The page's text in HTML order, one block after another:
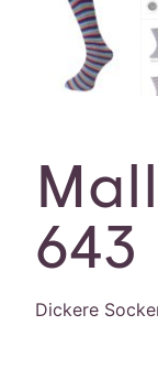
643
Dickere